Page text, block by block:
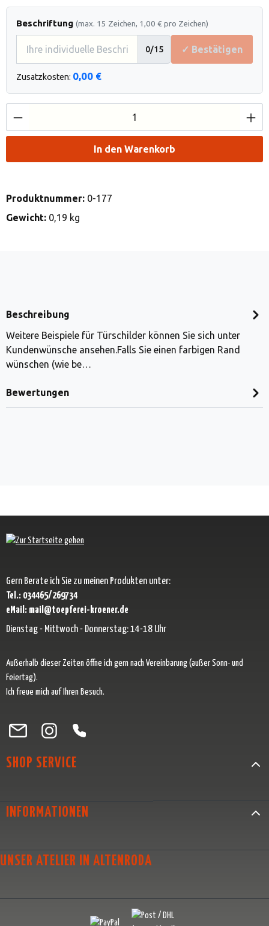
Beschriftung (max. 15 Zeichen, 1,00 € pro Zeichen)
0/15 ✓ Bestätigen
Zusatzkosten: 0,00 €
Produkt Anzahl: Gib den gewünschten
In den Warenkorb
Produktnummer: 0-177
Gewicht: 0,19 kg
Beschreibung
Weitere Beispiele für Türschilder können Sie sich unter
Kundenwünsche ansehen.Falls Sie einen farbigen Rand
wünschen (wie be…
Bewertungen
Gern Berate ich Sie zu meinen Produkten unter:
Tel.: 034465/269734
eMail: mail@toepferei-kroener.de
Dienstag - Mittwoch - Donnerstag: 14-18 Uhr
Außerhalb dieser Zeiten öffne ich gern nach Vereinbarung (außer Sonn- und
Feiertag).
Ich freue mich auf Ihren Besuch.
Besuche uns auf Facebook – öffnet in neuem Tab (externer Link)
Schau auf Instagram vorbei – öffnet in neuem Tab (externer Link)
Lass dich auf Pinterest inspirieren – öffnet in neuem Tab
Folge uns auf X – öffnet in neuem Tab (externer Link)
SHOP SERVICE
INFORMATIONEN
UNSER ATELIER IN ALTENRODA